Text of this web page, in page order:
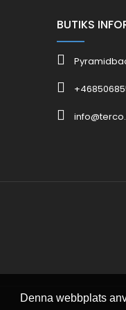
Denna webbplats
BUTIKS